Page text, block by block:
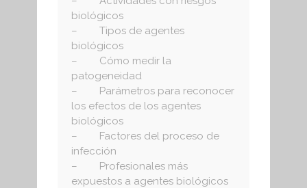
biológicos
– Tipos de agentes
biológicos
– Cómo medir la
patogeneidad
– Parámetros para reconocer
los efectos de los agentes
biológicos
– Factores del proceso de
infección
– Profesionales más
expuestos a agentes biológicos